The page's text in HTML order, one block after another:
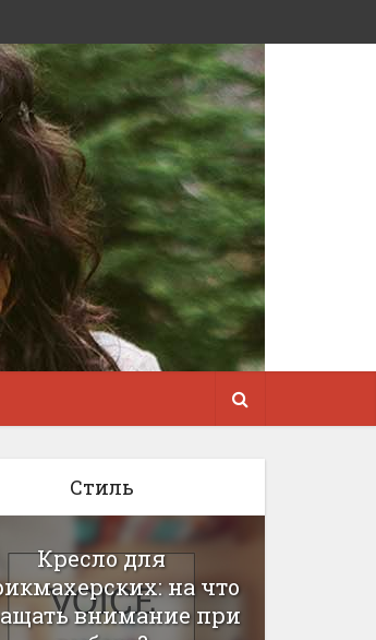
Стиль
Кресло для
на что
внимание при